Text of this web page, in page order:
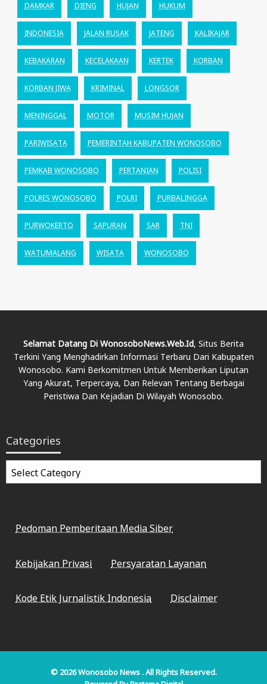
DAMKAR DIENG HUJAN HUKUM
INDONESIA JALAN RUSAK JATENG KALIKAJAR
KEBAKARAN KECELAKAAN KERTEK KORBAN
KORBAN JIWA KRIMINAL LONGSOR
MENINGGAL MOTOR MUSIM HUJAN
PARIWISATA PEMERINTAH KABUPATEN WONOSOBO
PEMKAB WONOSOBO PERTANIAN POLISI
POLRES WONOSOBO POLRI PURBALINGGA
PURWOKERTO SAPURAN SAR TNI
WATUMALANG WISATA WONOSOBO
Selamat Datang Di WonosoboNews.web.id, Situs Berita
Terkini Yang Menghadirkan Informasi Terbaru Dari Kabupaten
Wonosobo. Kami Berkomitmen Untuk Memberikan Liputan
Yang Akurat, Terpercaya, Dan Relevan Tentang Berbagai
Peristiwa Dan Kejadian Di Wilayah Wonosobo.
Categories
Categories
Pedoman Pemberitaan Media Siber
Kebijakan Privasi Persyaratan Layanan
Kode Etik Jurnalistik Indonesia Disclaimer
© 2026Wonosobo News. All Rights Reserved.